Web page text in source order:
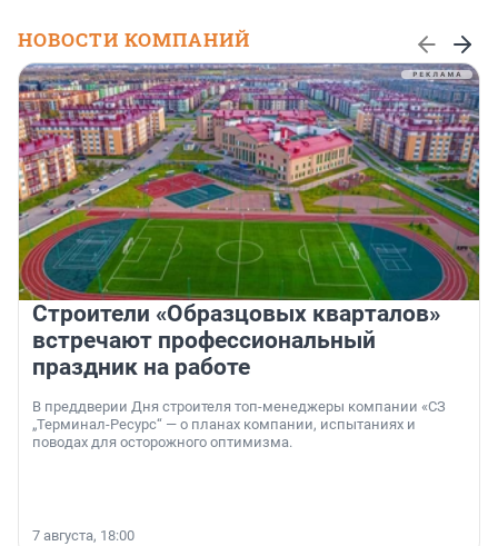
НОВОСТИ КОМПАНИЙ
Строители «Образцовых кварталов»
встречают профессиональный
праздник на работе
В преддверии Дня строителя топ-менеджеры компании «СЗ
„Терминал-Ресурс“ — о планах компании, испытаниях и
поводах для осторожного оптимизма.
7 августа, 18:00